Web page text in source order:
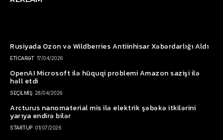
Rusiyada Ozon və Wildberries Antiinhisar Xəbərdarlığı Aldı
ETİCARƏT 17/04/2026
OpenAI Microsoft ilə hüquqi problemi Amazon sazişi ilə
həll etdi
SEÇİLMİŞ 28/04/2026
Arcturus nanomaterial mis ilə elektrik şəbəkə itkilərini
yarıya endirə bilər
STARTUP 01/07/2026